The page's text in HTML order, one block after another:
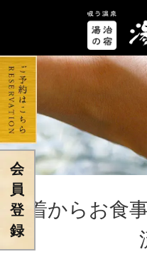
到着からお食
会
員
登
録